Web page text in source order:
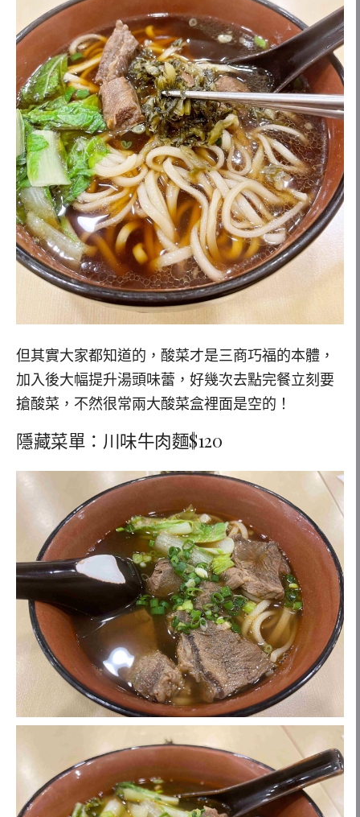
但其實大家都知道的，酸菜才是三商巧福的本體，
加入後大幅提升湯頭味蕾，好幾次去點完餐立刻要
搶酸菜，不然很常兩大酸菜盒裡面是空的！
隱藏菜單：川味牛肉麵$120